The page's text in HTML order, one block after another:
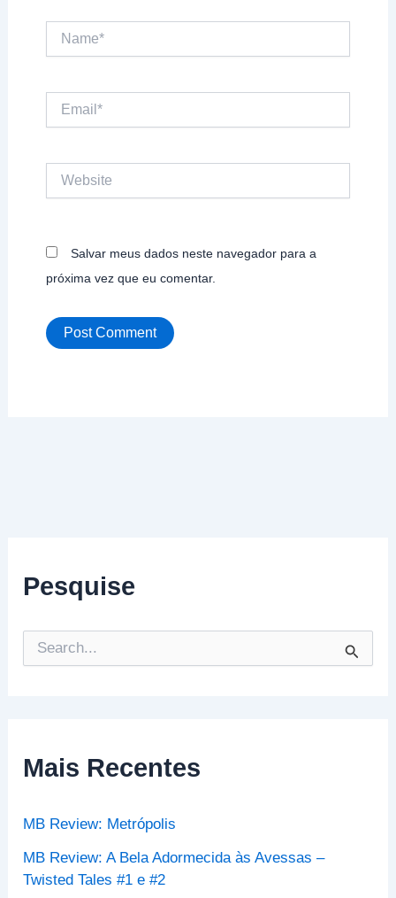
Pesquise
e
s
a
o
:
Mais Recentes
MB Review: Metrópolis
MB Review: A Bela Adormecida às Avessas –
Twisted Tales #1 e #2
Salvar meus dados neste navegador para a
próxima vez que eu comentar.